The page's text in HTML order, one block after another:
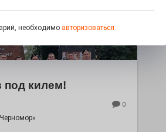
под килем!
0
необходимо авторизоваться.